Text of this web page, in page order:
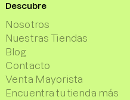
Descubre
Nosotros
Nuestras Tiendas
Blog
Contacto
Venta Mayorista
Encuentra tu tienda más